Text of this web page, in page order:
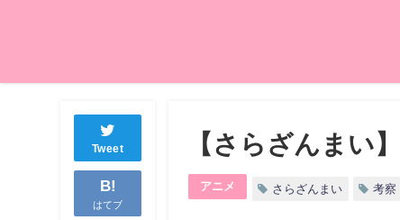
Tweet
B!
はてブ
【さらざんまい
アニメ さらざんまい 考察